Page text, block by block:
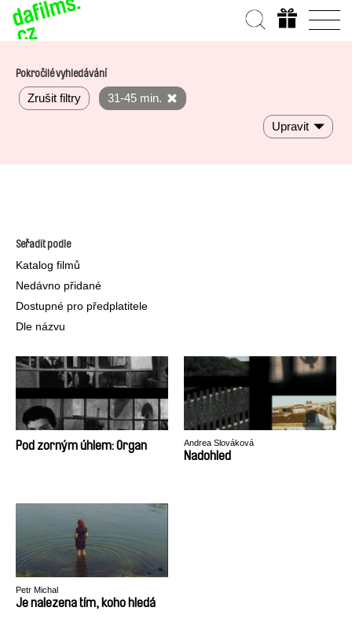
Pokročilé vyhledávání
Zrušit filtry 31-45 min.
Upravit
Seřadit podle
Katalog filmů
Nedávno přidané
Dostupné pro předplatitele
Dle názvu
Pod zorným úhlem: Organ Andrea Slováková
Nadohled
Petr Michal
Je nalezena tím, koho hledá